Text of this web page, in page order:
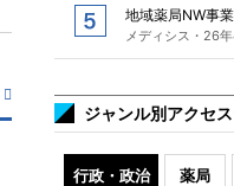
地域薬局NW事
メディシス・26
ジャンル別アクセ
行政・政治 薬局